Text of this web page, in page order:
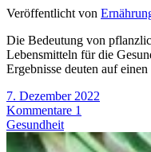
Veröffentlicht von
Die Bedeutung von
Lebensmitteln für die
Ergebnisse deuten auf
7. Dezember 2022
Kommentare 1
Gesundheit